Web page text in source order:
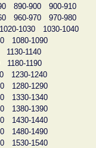
890-900
900-910
960-970
970-980
1020-1030
1030-1040
1080-1090
1130-1140
1180-1190
1230-1240
1280-1290
1330-1340
1380-1390
1430-1440
1480-1490
1530-1540